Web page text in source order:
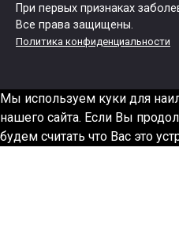
При первых признаках
Все права защищены.
Политика конфиденциальности
Мы используем куки для
нашего сайта. Если Вы
будем считать что Вас это